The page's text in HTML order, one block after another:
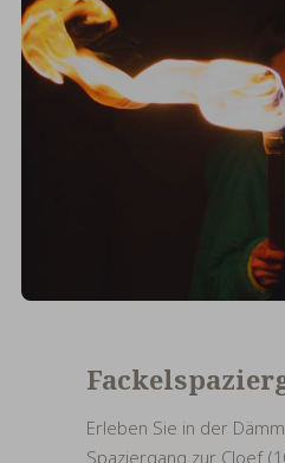
Erleben Sie in der
Spaziergang zur Cloef